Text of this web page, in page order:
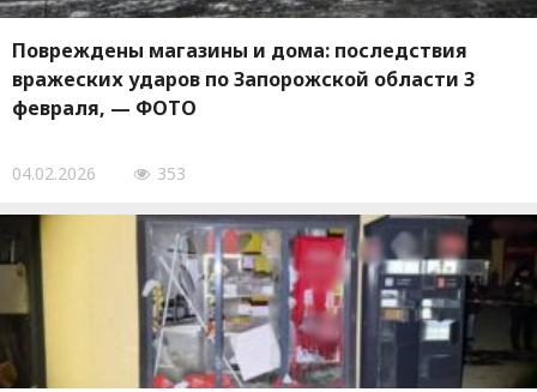
Повреждены магазины и дома: последствия
вражеских ударов по Запорожской области 3
февраля, — ФОТО
04.02.2026 353